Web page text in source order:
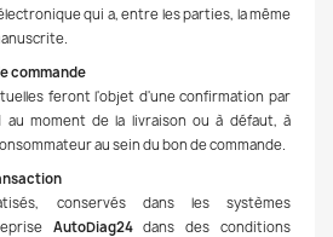
qui a, entre les parties, la même
commande
feront l'objet d'une confirmation par
au moment de la livraison ou à défaut, à
au sein du bon de commande.
conservés dans les systèmes
AutoDiag24dans des conditions